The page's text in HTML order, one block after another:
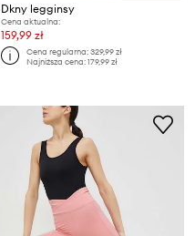
Dkny legginsy
Cena aktualna:
159,99 zł
Cena regularna:329,99 zł
Najniższa cena:179,99 zł